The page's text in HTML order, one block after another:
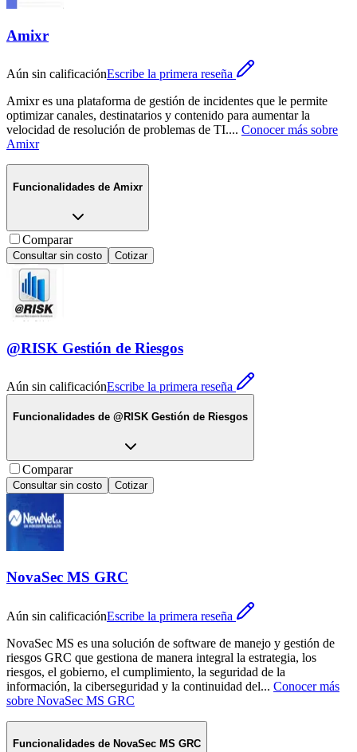
Amixr
Aún sin calificaciónEscribe la primera reseña
Amixr es una plataforma de gestión de incidentes que le permite
optimizar canales, destinatarios y contenido para aumentar la
velocidad de resolución de problemas de TI.... Conocer más sobre
Amixr
Funcionalidades de Amixr
Comparar
Consultar sin costo Cotizar
@RISK Gestión de Riesgos
Aún sin calificaciónEscribe la primera reseña
Funcionalidades de @RISK Gestión de Riesgos
Comparar
Consultar sin costo Cotizar
NovaSec MS GRC
Aún sin calificaciónEscribe la primera reseña
NovaSec MS es una solución de software de manejo y gestión de
riesgos GRC que gestiona de manera integral la estrategia, los
riesgos, el gobierno, el cumplimiento, la seguridad de la
información, la ciberseguridad y la continuidad del... Conocer más
sobre NovaSec MS GRC
Funcionalidades de NovaSec MS GRC